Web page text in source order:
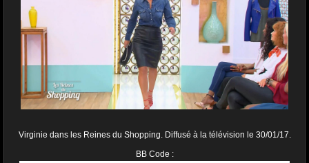
Virginie dans les Reines du Shopping. Diffusé à la télévision le 30/01/17.
BB Code :